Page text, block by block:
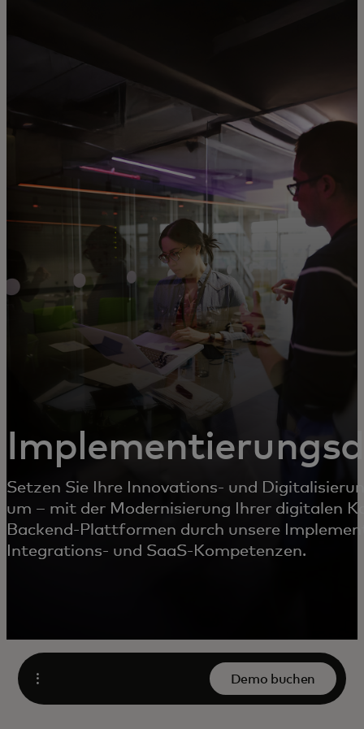
Für Unternehmen
Für die Welt
Für Innovatoren
Neuigkeiten und Trends
Setzen Sie Ihre Innovations- und
um – mit der Modernisierung Ihrer digitalen
Backend-Plattformen durch unsere
Integrations- und SaaS-Kompetenzen.
Öffnen
Demo buchen